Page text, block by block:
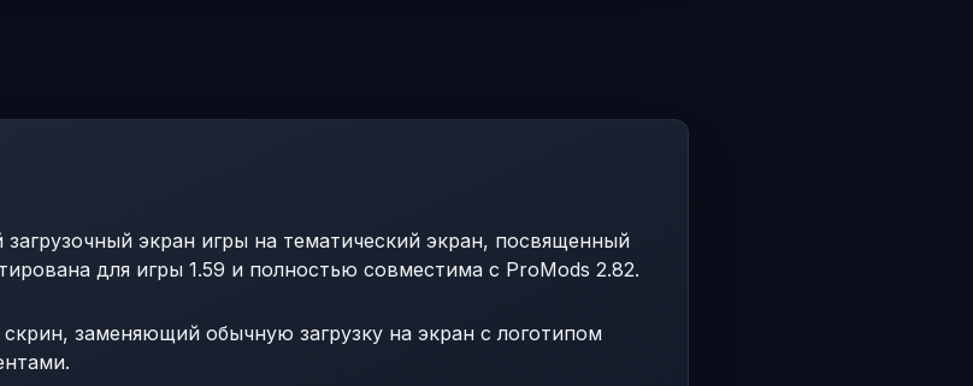
экран игры на тематический экран, посвященный
для игры 1.59 и полностью совместима с ProMods 2.82.
заменяющий обычную загрузку на экран с логотипом